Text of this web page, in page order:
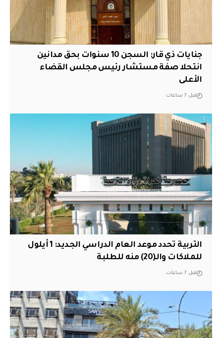
جنايات ذي قار: السجن 10 سنوات بحق مدانين
انتحلا صفة مستشار رئيس مجلس القضاء
الأعلى
قبل 7 ساعات
التربية تحدد موعد العام الدراسي الجديد: 1 أيلول
للملاكات والـ(20) منه للطلبة
قبل 7 ساعات